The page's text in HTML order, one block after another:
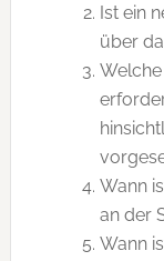
Ist ein
über
Wann
an der
Wann